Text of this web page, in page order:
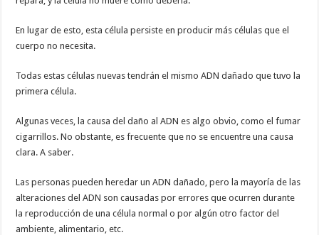
En lugar de esto, esta célula persiste en producir más células que el
cuerpo no necesita.
Todas estas células nuevas tendrán el mismo ADN dañado que tuvo la
primera célula.
Algunas veces, la causa del daño al ADN es algo obvio, como el fumar
cigarrillos. No obstante, es frecuente que no se encuentre una causa
clara. A saber.
Las personas pueden heredar un ADN dañado, pero la mayoría de las
alteraciones del ADN son causadas por errores que ocurren durante
la reproducción de una célula normal o por algún otro factor del
ambiente, alimentario, etc.